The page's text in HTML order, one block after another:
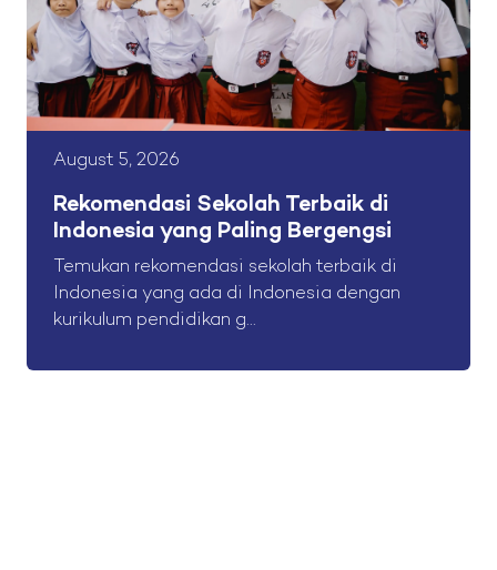
August 5, 2026
Rekomendasi Sekolah Terbaik di
Indonesia yang Paling Bergengsi
Temukan rekomendasi sekolah terbaik di
Indonesia yang ada di Indonesia dengan
kurikulum pendidikan g...